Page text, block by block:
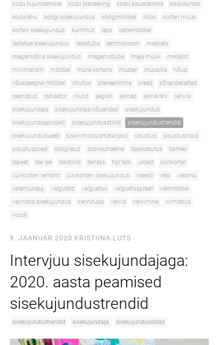
kodu kujundamine
kodu planeering kodu sisustamine
kodukontor
kodurahu
köögi sisekujundus köögimööbel köök
korteri müük
korteri sisekujundus
kummut laps
lastemööbel
lastetoa sisekujundus
lastetuba lemmikloom
madrats
magamistoa sisekujundus
magamistuba maja müük
metallid
minimalism
mööbel müra korteris muster muusika
nõud
nõukaaegne mööbel
ohutus planeerimine pleed
põrandakatted
raamatud
radiaator riiulid segisti seinad seinavärv
serviis
sisekujundaja
sisekujundaja nõuanded
sisekujundus
sisekujundusprojekt
sisekujundusstiilid
sisekujundustrendid
sisekujundusvead
siseviimistlusmaterjalid sisustus
sisustusnipid
sisustuspoed
söögilaud sooneutraalne taaskasutus
taimed
tapeet
tee ise tekstiilid terrass tipi telk uksed
üürikorter
üürikorteri remont
üürikorteri sisekujundus vaasid vaip
valamu
valamukapp
valgustid valgustus valgustusplaan
välimööbel
vannitoa sisekujundus
vannituba värvid värvimine
viimistlus
voodi
9. JAANUAR 2020 KRISTIINA.LUTS
Intervjuu sisekujundajaga:
2020. aasta peamised
sisekujundustrendid
sisekujundustrendid sisekujundaja sisekujundusstiilid